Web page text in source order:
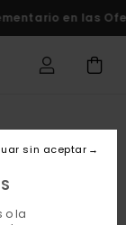
en las
o la
sin aceptar